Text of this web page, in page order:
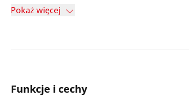
Pokaż więcej
Funkcje i cechy